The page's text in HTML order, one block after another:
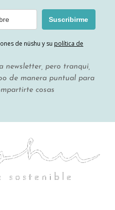
Suscribirme
de nüshu y su política de
newsletter, pero tranqui,
de manera puntual para
cosas